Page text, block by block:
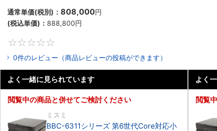
通常単価(税別)： 808,000円
(税込単価)： 888,800円
0件のレビュー（商品レビューの投稿ができます）
よく一緒に見られています
閲覧中の商品と併せてご検討ください
ミスミ
BBC-6311シリーズ 第6世代Core対応小
よく
閲覧